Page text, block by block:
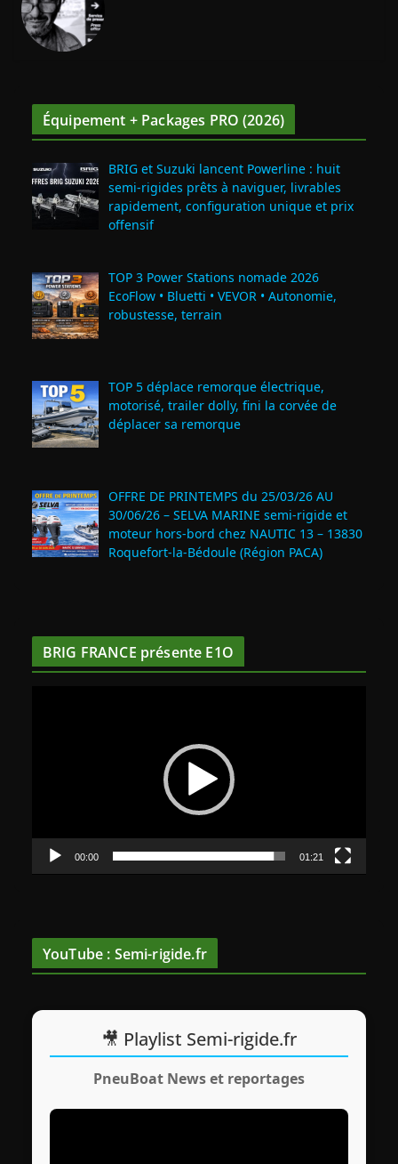
Équipement + Packages PRO (2026)
BRIG et Suzuki lancent Powerline : huit
semi‑rigides prêts à naviguer, livrables
rapidement, configuration unique et prix
offensif
TOP 3 Power Stations nomade 2026
EcoFlow • Bluetti • VEVOR • Autonomie,
robustesse, terrain
TOP 5 déplace remorque électrique,
motorisé, trailer dolly, fini la corvée de
déplacer sa remorque
OFFRE DE PRINTEMPS du 25/03/26 AU
30/06/26 – SELVA MARINE semi-rigide et
moteur hors-bord chez NAUTIC 13 – 13830
Roquefort‑la‑Bédoule (Région PACA)
BRIG FRANCE présente E1O
i
o
00:00 01:21
YouTube : Semi-rigide.fr
🎥 Playlist Semi-rigide.fr
PneuBoat News et reportages